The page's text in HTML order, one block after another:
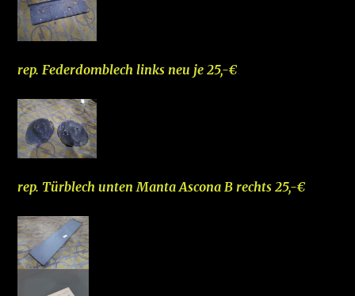
rep. Federdomblech links neu je 25,-€
rep. Türblech unten Manta Ascona B rechts 25,-€